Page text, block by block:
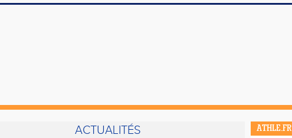
ACTUALITÉS
ATHLE.FR